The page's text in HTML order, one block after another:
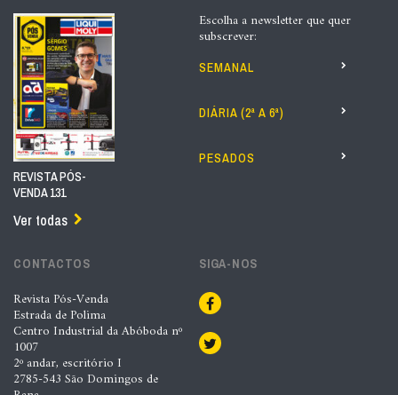
REVISTA PÓS-
VENDA 131
Ver todas
Escolha a newsletter que quer
subscrever:
SEMANAL
DIÁRIA (2ª A 6ª)
PESADOS
CONTACTOS
Revista Pós-Venda
Estrada de Polima
Centro Industrial da Abóboda nº
1007
2º andar, escritório I
2785-543 São Domingos de
SIGA-NOS